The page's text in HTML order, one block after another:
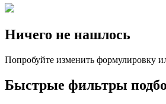
Ничего не нашлось
Попробуйте изменить формулировку
Быстрые фильтры